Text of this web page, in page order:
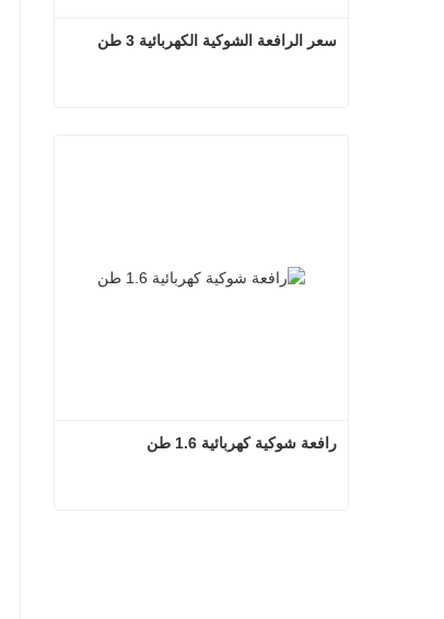
سعر الرافعة الشوكية الكهربائية 3 طن
رافعة شوكية كهربائية 1.6 طن